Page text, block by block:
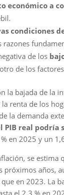
económico a
condiciones
razones
de los
de los
la bajada de la
renta de los
la demanda
PIB real podría
en 2025 y un
se estima
próximos años,
en 2023. La
el 2,3 % en